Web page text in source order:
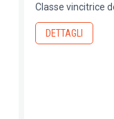
Classe vincitrice
DETTAGLI